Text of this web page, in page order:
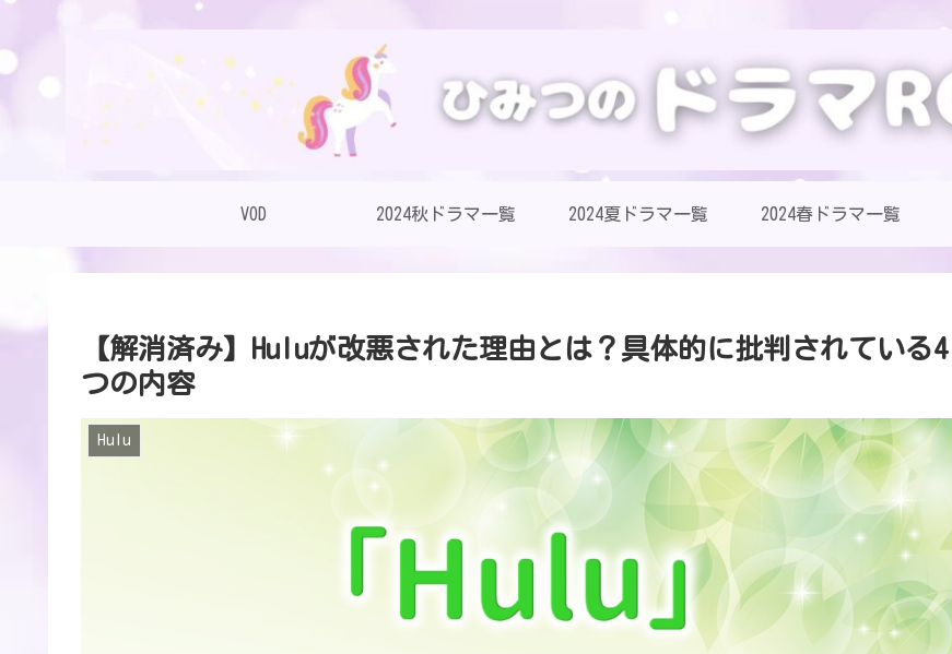
VOD 2024秋ドラマ一覧 2024夏ドラマ一覧 2024春ドラマ一覧
【解消済み】Huluが改悪された理由とは？具体的に批判されている4
つの内容
Hulu